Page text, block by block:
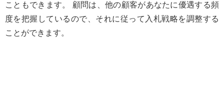
こともできます。 顧問は、他の顧客があなたに優遇する頻
度を把握しているので、それに従って入札戦略を調整する
ことができます。